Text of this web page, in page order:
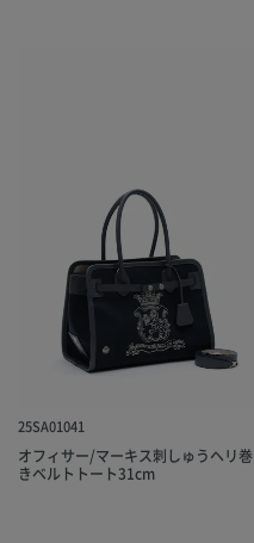
25SA01041
オフィサー/マーキス刺しゅうヘリ巻
きベルトトート31cm